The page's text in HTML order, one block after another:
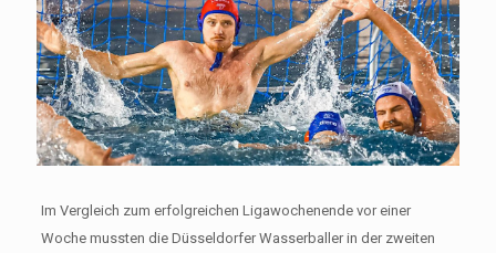
Im Vergleich zum erfolgreichen Ligawochenende vor einer
Woche mussten die Düsseldorfer Wasserballer in der zweiten